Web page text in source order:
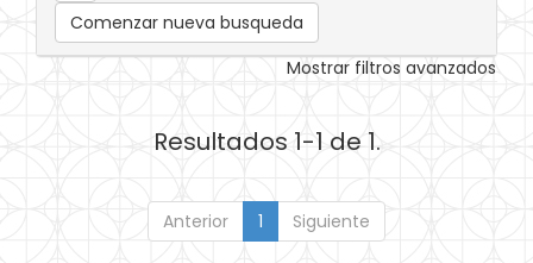
Comenzar nueva busqueda
Mostrar filtros avanzados
Resultados 1-1 de 1.
Anterior 1 Siguiente